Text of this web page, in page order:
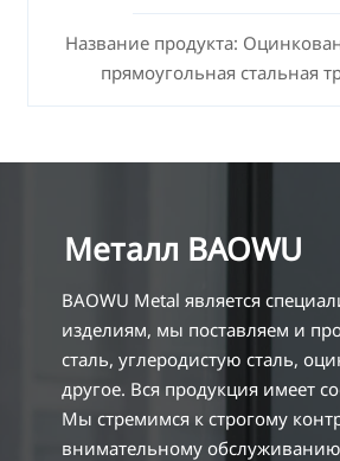
Название продукта:
прямоугольная стальная
Стандарты: ASTM EN DIN GB
Металл BAOWU
BAOWU Metal является
изделиям, мы поставляем и
сталь, углеродистую сталь,
другое. Вся продукция имеет
Мы стремимся к строгому
внимательному